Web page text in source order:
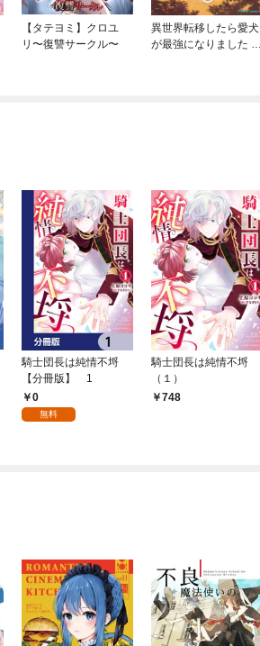
【タテヨミ】クロユ
リ〜復讐サークル〜
異世界転移したら愛犬
が最強になりました ～
騎士団長は純情不埒
【分冊版】 1
0
無料
騎士団長は純情不埒
（１）
748